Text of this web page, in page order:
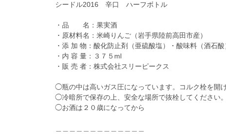
シードル2016 辛口 ハーフボトル
・品 名：果実酒
・原材料名：米崎りんご（岩手県陸前高田市産）
・添 加 物：酸化防止剤（亜硫酸塩）・酸味料（酒石
・内 容 量：３７５ml
・販 売 者：株式会社スリーピークス
◯瓶の中は高いガス圧になっています。コルク栓を開
◯冷暗所で保存の上、安全な場所で抜栓してください。
◯お酒は２０歳になってから